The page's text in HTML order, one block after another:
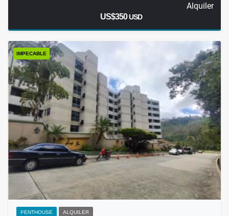
Alquiler
US$350USD
IMPECABLE
PENTHOUSE ALQUILER